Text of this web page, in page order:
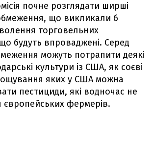
почне розглядати ширші
що викликали б
торговельних
будуть впроваджені. Серед
можуть потрапити деякі
культури із США, як соєві
яких у США можна
пестициди, які водночас не
європейських фермерів.